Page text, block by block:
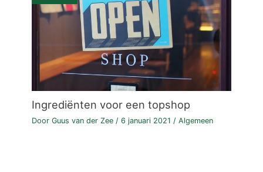
Ingrediënten voor een topshop
DoorGuus van der Zee/6 januari 2021/Algemeen